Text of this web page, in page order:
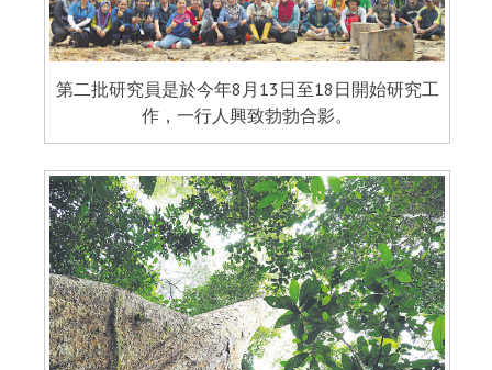
第二批研究員是於今年8月13日至18日開始研究工
作，一行人興致勃勃合影。